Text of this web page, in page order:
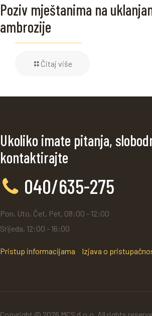
Poziv mještanima na
ambrozije
Čitaj više
Ukoliko imate pitanja,
kontaktirajte
040/635-275
Pon, Uto, Čet, Pet, 08:00 - 12:00
Srijeda, 12:00 - 16:00
Pristup informacijama Izjava o